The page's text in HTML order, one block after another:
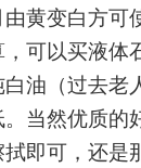
黄变白方可
可以买液
油（过去
当然优质的
即可，还是